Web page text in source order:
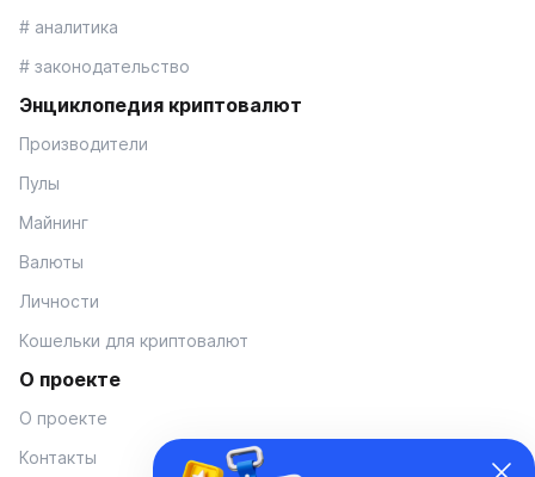
# аналитика
# законодательство
Энциклопедия криптовалют
Производители
Пулы
Майнинг
Валюты
Личности
Кошельки для криптовалют
О проекте
О проекте
Контакты